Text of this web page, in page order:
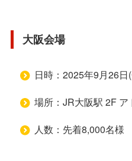
大阪会場
日時：2025年9月26
場所：JR大阪駅 2F ア
人数：先着8,000名様